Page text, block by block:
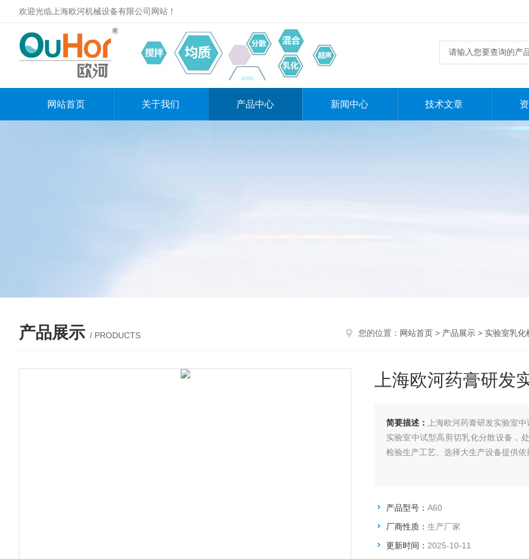
欢迎光临上海欧河机械设备有限公司网站！
网站首页 关于我们 产品中心 新闻中心 技术文章
产品展示 / PRODUCTS 您的位置： 网站首页 > 产品展示 > 实验室乳化
上海欧河药膏研发
简要描述：
上海欧河药膏研发实验室
实验室中试型高剪切乳化分散设备，
检验生产工艺、选择大生产设备提供
产品型号： A60
厂商性质： 生产厂家
更新时间： 2025-10-11